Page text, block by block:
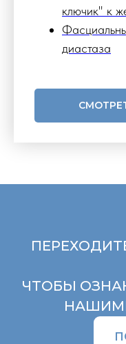
ключик" к
диастаза
ЧТОБЫ